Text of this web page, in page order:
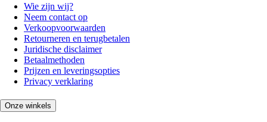
Wie zijn wij?
Neem contact op
Verkoopvoorwaarden
Retourneren en terugbetalen
Juridische disclaimer
Betaalmethoden
Prijzen en leveringsopties
Privacy verklaring
Onze winkels